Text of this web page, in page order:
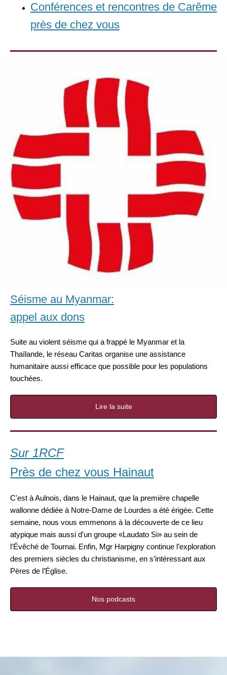
Conférences et rencontres de Carême
près de chez vous
Séisme au Myanmar:
appel aux dons
Suite au violent séisme qui a frappé le Myanmar et la
Thaïlande, le réseau Caritas organise une assistance
humanitaire aussi efficace que possible pour les populations
touchées.
Lire la suite
Sur 1RCF
Près de chez vous Hainaut
C'est à Aulnois, dans le Hainaut, que la première chapelle
wallonne dédiée à Notre-Dame de Lourdes a été érigée. Cette
semaine, nous vous emmenons à la découverte de ce lieu
atypique mais aussi d'un groupe «Laudato Si» au sein de
l'Évêché de Tournai. Enfin, Mgr Harpigny continue l’exploration
des premiers siècles du christianisme, en s’intéressant aux
Pères de l’Église.
Nos podcasts